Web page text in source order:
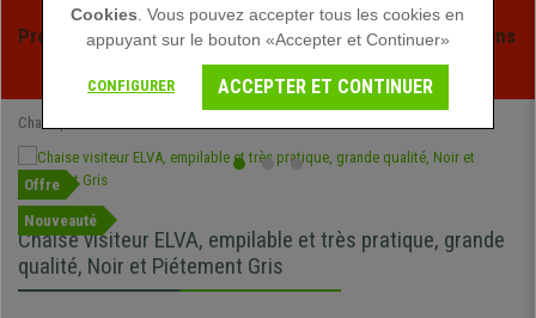
Profitez des soldes d'été chez Chaisepro ! Des réductions
exclusives pour une durée limitée - Voir l'offre
Chaisepro
Offre
Nouveauté
Chaise visiteur ELVA, empilable et très pratique, grande
qualité, Noir et Piétement Gris
Cookies . Vous pouvez accepter tous les cookies en
appuyant sur le bouton «Accepter et Continuer»
CONFIGURER ACCEPTER ET CONTINUER